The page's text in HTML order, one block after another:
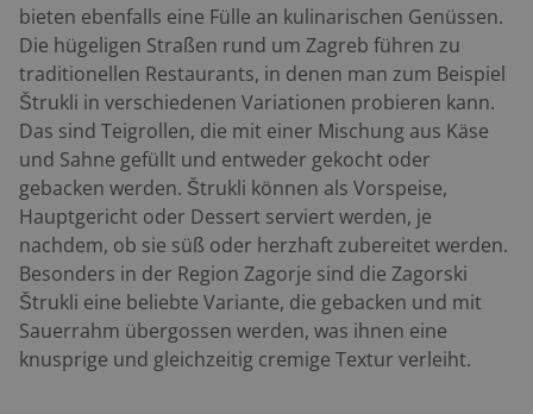
bieten ebenfalls eine Fülle an kulinarischen Genüssen.
Die hügeligen Straßen rund um Zagreb führen zu
traditionellen Restaurants, in denen man zum Beispiel
Štrukli in verschiedenen Variationen probieren kann.
Das sind Teigrollen, die mit einer Mischung aus Käse
und Sahne gefüllt und entweder gekocht oder
gebacken werden. Štrukli können als Vorspeise,
Hauptgericht oder Dessert serviert werden, je
nachdem, ob sie süß oder herzhaft zubereitet werden.
Besonders in der Region Zagorje sind die Zagorski
Štrukli eine beliebte Variante, die gebacken und mit
Sauerrahm übergossen werden, was ihnen eine
knusprige und gleichzeitig cremige Textur verleiht.